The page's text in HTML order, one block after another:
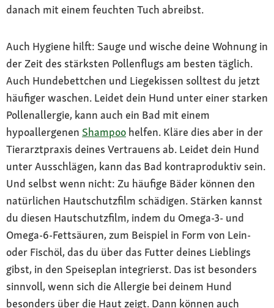
danach mit einem feuchten Tuch abreibst.
Auch Hygiene hilft: Sauge und wische deine Wohnung in
der Zeit des stärksten Pollenflugs am besten täglich.
Auch Hundebettchen und Liegekissen solltest du jetzt
häufiger waschen. Leidet dein Hund unter einer starken
Pollenallergie, kann auch ein Bad mit einem
hypoallergenen Shampoo helfen. Kläre dies aber in der
Tierarztpraxis deines Vertrauens ab. Leidet dein Hund
unter Ausschlägen, kann das Bad kontraproduktiv sein.
Und selbst wenn nicht: Zu häufige Bäder können den
natürlichen Hautschutzfilm schädigen. Stärken kannst
du diesen Hautschutzfilm, indem du Omega-3- und
Omega-6-Fettsäuren, zum Beispiel in Form von Lein-
oder Fischöl, das du über das Futter deines Lieblings
gibst, in den Speiseplan integrierst. Das ist besonders
sinnvoll, wenn sich die Allergie bei deinem Hund
besonders über die Haut zeigt. Dann können auch